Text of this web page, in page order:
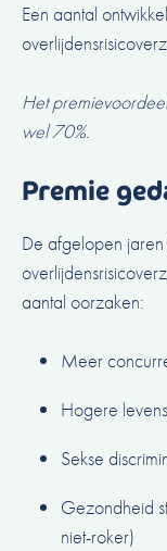
Een aantal
Het
wel 70%.
Premie
De afgelopen
aantal oorzaken:
Meer
Hogere
Sekse
Gezondheid
niet-roker)